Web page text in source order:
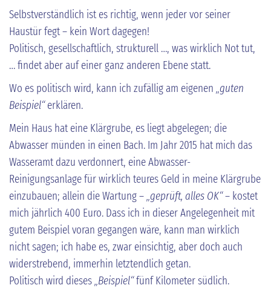
Selbstverständlich ist es richtig, wenn jeder vor seiner
Haustür fegt – kein Wort dagegen!
Politisch, gesellschaftlich, strukturell …, was wirklich Not tut,
… findet aber auf einer ganz anderen Ebene statt.
Wo es politisch wird, kann ich zufällig am eigenen „guten
Beispiel“erklären.
Mein Haus hat eine Klärgrube, es liegt abgelegen; die
Abwasser münden in einen Bach. Im Jahr 2015 hat mich das
Wasseramt dazu verdonnert, eine Abwasser-
Reinigungsanlage für wirklich teures Geld in meine Klärgrube
einzubauen; allein die Wartung –„geprüft, alles OK“– kostet
mich jährlich 400 Euro. Dass ich in dieser Angelegenheit mit
gutem Beispiel voran gegangen wäre, kann man wirklich
nicht sagen; ich habe es, zwar einsichtig, aber doch auch
widerstrebend, immerhin letztendlich getan.
Politisch wird dieses„Beispiel“fünf Kilometer südlich.